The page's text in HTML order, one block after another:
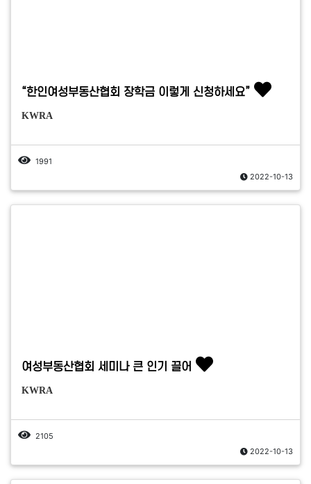
“한인여성부동산협회 장학금 이렇게 신청하세요”
KWRA
1991
2022-10-13
여성부동산협회 세미나 큰 인기 끌어
KWRA
2105
2022-10-13